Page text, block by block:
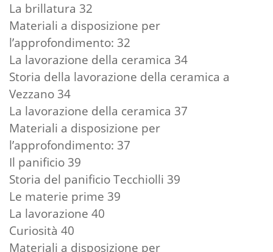
La brillatura 32
Materiali a disposizione per
l’approfondimento: 32
La lavorazione della ceramica 34
Storia della lavorazione della ceramica a
Vezzano 34
La lavorazione della ceramica 37
Materiali a disposizione per
l’approfondimento: 37
Il panificio 39
Storia del panificio Tecchiolli 39
Le materie prime 39
La lavorazione 40
Curiosità 40
Materiali a disposizione per